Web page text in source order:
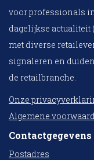
voor professionals
dagelijkse actualiteit
met diverse
signaleren en
de retailbranche.
Onze
Algemene
Contactgegevens
Postadres